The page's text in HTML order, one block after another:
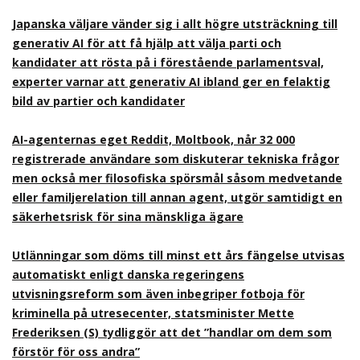
Japanska väljare vänder sig i allt högre utsträckning till
generativ AI för att få hjälp att välja parti och
kandidater att rösta på i förestående parlamentsval,
experter varnar att generativ AI ibland ger en felaktig
bild av partier och kandidater
AI-agenternas eget Reddit, Moltbook, når 32 000
registrerade användare som diskuterar tekniska frågor
men också mer filosofiska spörsmål såsom medvetande
eller familjerelation till annan agent, utgör samtidigt en
säkerhetsrisk för sina mänskliga ägare
Utlänningar som döms till minst ett års fängelse utvisas
automatiskt enligt danska regeringens
utvisningsreform som även inbegriper fotboja för
kriminella på utresecenter, statsminister Mette
Frederiksen (S) tydliggör att det ”handlar om dem som
förstör för oss andra”